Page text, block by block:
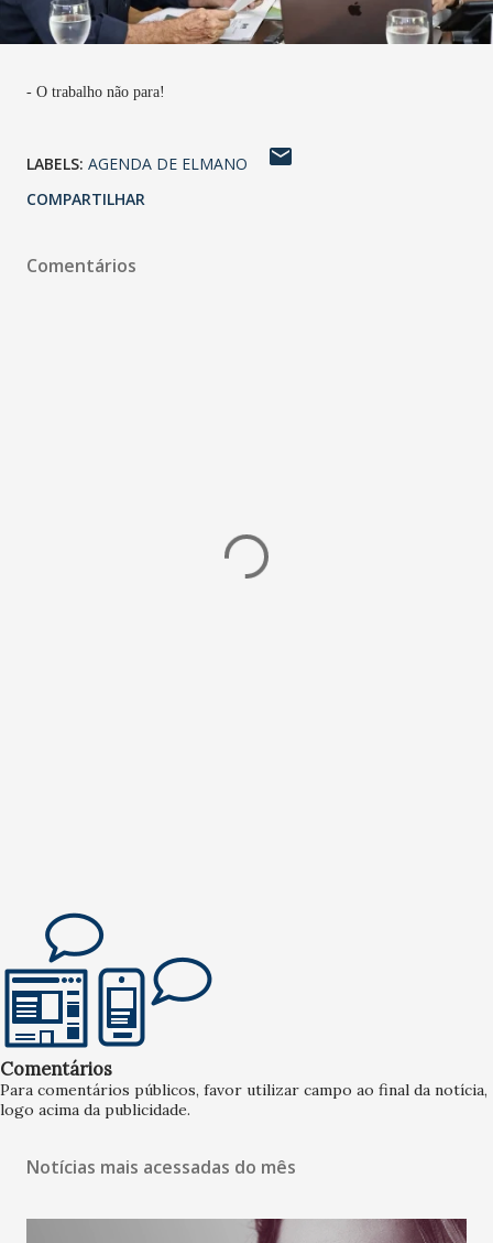
- O trabalho não para!
LABELS: AGENDA DE ELMANO
COMPARTILHAR
Comentários
Comentários
Para comentários públicos, favor utilizar campo ao final da notícia,
logo acima da publicidade.
Notícias mais acessadas do mês